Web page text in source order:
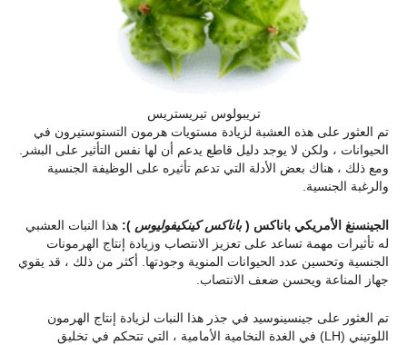
تريبولوس تيريستريس
تم العثور على هذه العشبة لزيادة مستويات هرمون التستوستيرون في
الحيوانات ، ولكن لا يوجد دليل قاطع يدعم أن لها نفس التأثير على البشر.
ومع ذلك ، هناك بعض الأدلة التي تدعم تأثيره على الوظيفة الجنسية
والرغبة الجنسية.
الجينسنغ الأمريكي باناكس (باناكس كينكيفوليوس ): هذا النبات العشبي
له تأثيرات مهمة تساعد على تعزيز الانتصاب وزيادة إنتاج الهرمونات
الجنسية وتحسين عدد الحيوانات المنوية وجودتها. أكثر من ذلك ، قد يقوي
جهاز المناعة ويحسن ضعف الانتصاب.
تم العثور على جينسينوسيد في جذر هذا النبات لزيادة إنتاج الهرمون
اللوتيني (LH) في الغدة النخامية الأمامية ، التي تتحكم في تخليق